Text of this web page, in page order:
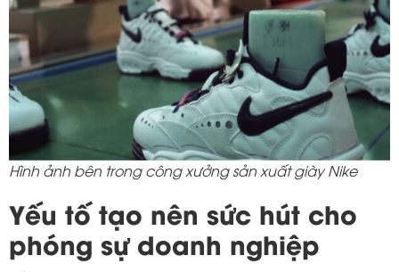
Hình ảnh bên trong công xưởng sản xuất giày Nike
Yếu tố tạo nên sức hút cho
phóng sự doanh nghiệp